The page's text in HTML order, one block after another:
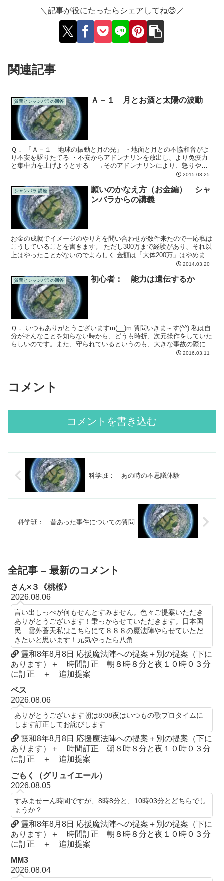
＼記事が役にたったらシェアしてね😊／
関連記事
質問とシャンバラの回答 Ａ－１ 月とお酒と太陽の波動
Ｑ． 「Ａ－１ 地球の振動と月の光」 ・地面と月との不協和音がよ
り不安を駆りたてる ・不安からアドレナリンを放出し、より免疫力
と集中力を上げようとする →そのアドレナリンにより、怒りやす
い、出血量の増加などが起きる 昔から「夜はマイナス志...2015.03.25
シャンバラ 講座
願いのかなえ方（お金編） シャ
ンバラからの講義
お金の成就でイメージのやり方を問い合わせが数件来たので一応私は
こうしていることを書きます。 ただし300万まで経験があり、それ以
上はやったことがないのでよろしく 金額は「大体200万」はやめまし
2014.03.20
質問とシャンバラの回答 初心者： 能力は遺伝するか
Ｑ． いつもありがとうございますm(__)m 質問いきま～す(^^) 私は自
分がそんなことを知らない時から、どうも時折、次元操作をしていた
らしいのです。また、守られているというのも、大きな事故の際に感
2016.03.11
コメント
コメントを書き込む
科学班： あの時の不思議体験
科学班： 昔あった事件についての質問
全記事 – 最新のコメント
さん×３《桃桜》
2026.08.06
言い出しっぺが何もせんとすみません。色々ご提案いただき
ありがとうございます！乗っからせていただきます。日本国
民 雲外蒼天私はこちらにて８８８の魔法陣やらせていただ
きたいと思います！元気やったら八角...
靈和8年8月8日 応援魔法陣への提案＋別の提案（下に
あります）＋ 時間訂正 朝８時８分と夜１０時０３分
に訂正 ＋ 追加提案
ベス
2026.08.06
ありがとうございます朝は8:08夜はいつもの歌プロタイムに
します訂正してお詫びします
靈和8年8月8日 応援魔法陣への提案＋別の提案（下に
あります）＋ 時間訂正 朝８時８分と夜１０時０３分
に訂正 ＋ 追加提案
ごもく（グリュイエール）
2026.08.05
すみませーん時間ですが、8時8分と、10時03分とどちらでし
ょうか？
靈和8年8月8日 応援魔法陣への提案＋別の提案（下に
あります）＋ 時間訂正 朝８時８分と夜１０時０３分
に訂正 ＋ 追加提案
MM3
2026.08.04